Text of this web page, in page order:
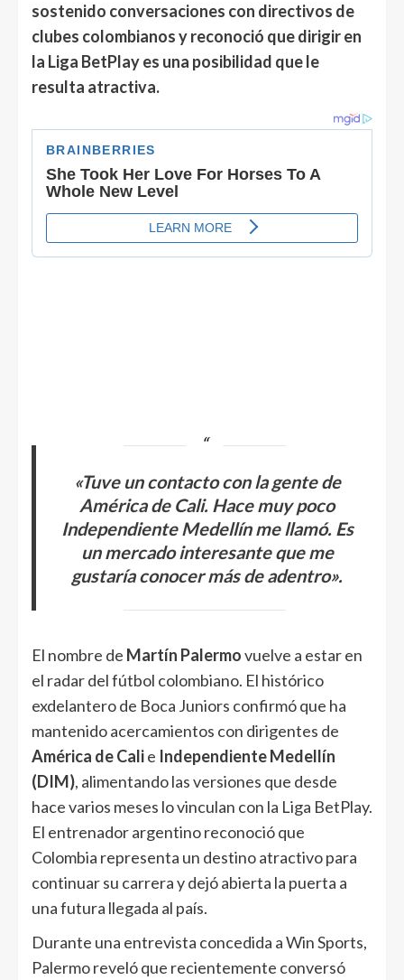
sostenido conversaciones con directivos de
clubes colombianos y reconoció que dirigir en
la Liga BetPlay es una posibilidad que le
resulta atractiva.
«Tuve un contacto con la gente de
América de Cali. Hace muy poco
Independiente Medellín me llamó. Es
un mercado interesante que me
gustaría conocer más de adentro».
El nombre de Martín Palermovuelve a estar en
el radar del fútbol colombiano. El histórico
exdelantero de Boca Juniors confirmó que ha
mantenido acercamientos con dirigentes de
América de Calie Independiente Medellín
(DIM), alimentando las versiones que desde
hace varios meses lo vinculan con la Liga BetPlay.
El entrenador argentino reconoció que
Colombia representa un destino atractivo para
continuar su carrera y dejó abierta la puerta a
una futura llegada al país.
Durante una entrevista concedida a Win Sports,
Palermo reveló que recientemente conversó